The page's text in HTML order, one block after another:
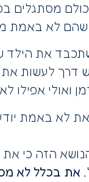
מסתגלים
לא באמת
את
דרך לעשות
אפילו
לא באמת
הזה כי
את בכלל לא